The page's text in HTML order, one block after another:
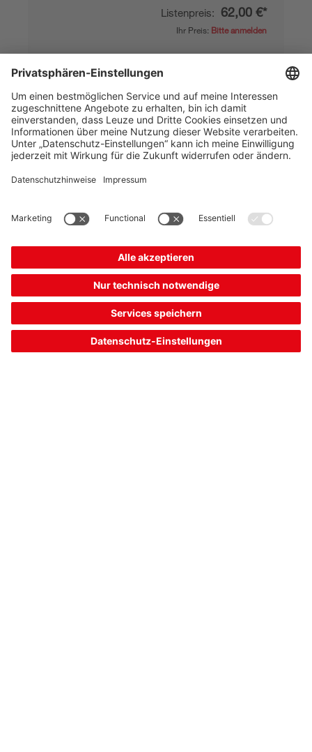
Listenpreis: 62,00 €*
Ihr Preis: Bitte anmelden
In den
Warenkorb
Angebot
anfordern
LCS-2M30P-N30PNO-K020V